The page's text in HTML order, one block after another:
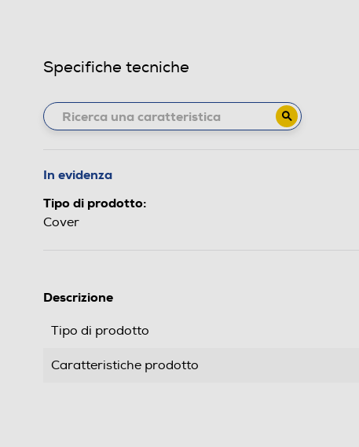
Specifiche tecniche
In evidenza
Tipo di prodotto:
Cover
Descrizione
Tipo di prodotto
Caratteristiche prodotto